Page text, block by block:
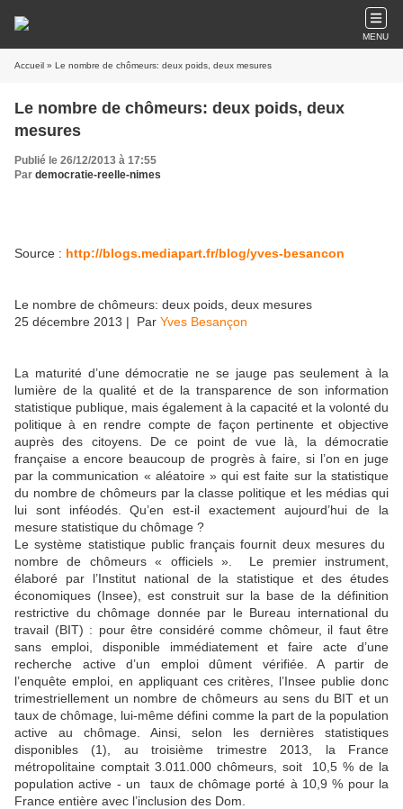
MENU
Accueil » Le nombre de chômeurs: deux poids, deux mesures
Le nombre de chômeurs: deux poids, deux
mesures
Publié le 26/12/2013 à 17:55
Par democratie-reelle-nimes
Source : http://blogs.mediapart.fr/blog/yves-besancon
Le nombre de chômeurs: deux poids, deux mesures
25 décembre 2013 | Par Yves Besançon
La maturité d’une démocratie ne se jauge pas seulement à la
lumière de la qualité et de la transparence de son information
statistique publique, mais également à la capacité et la volonté du
politique à en rendre compte de façon pertinente et objective
auprès des citoyens. De ce point de vue là, la démocratie
française a encore beaucoup de progrès à faire, si l’on en juge
par la communication « aléatoire » qui est faite sur la statistique
du nombre de chômeurs par la classe politique et les médias qui
lui sont inféodés. Qu’en est-il exactement aujourd’hui de la
mesure statistique du chômage ?
Le système statistique public français fournit deux mesures du
nombre de chômeurs « officiels ». Le premier instrument,
élaboré par l’Institut national de la statistique et des études
économiques (Insee), est construit sur la base de la définition
restrictive du chômage donnée par le Bureau international du
travail (BIT) : pour être considéré comme chômeur, il faut être
sans emploi, disponible immédiatement et faire acte d’une
recherche active d’un emploi dûment vérifiée. A partir de
l’enquête emploi, en appliquant ces critères, l’Insee publie donc
trimestriellement un nombre de chômeurs au sens du BIT et un
taux de chômage, lui-même défini comme la part de la population
active au chômage. Ainsi, selon les dernières statistiques
disponibles (1), au troisième trimestre 2013, la France
métropolitaine comptait 3.011.000 chômeurs, soit 10,5 % de la
population active - un taux de chômage porté à 10,9 % pour la
France entière avec l’inclusion des Dom.